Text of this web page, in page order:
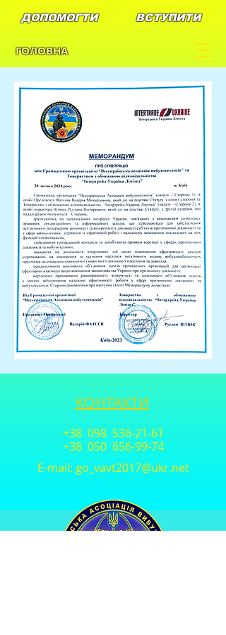
ГОЛОВНА
ДОПОМОГТИ ВСТУПИТИ
КОНТАКТИ
+38 098 536-21-61
+38 050 656-99-74
E-mail: go_vavt2017@ukr.net